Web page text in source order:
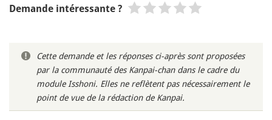
Demande intéressante ?
Cette demande et les réponses ci-après sont proposées
par la communauté des Kanpai-chan dans le cadre du
module Isshoni. Elles ne reflètent pas nécessairement le
point de vue de la rédaction de Kanpai.